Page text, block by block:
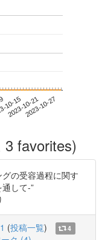
10-15
2023-10-212023-10-27
favorites)
の受容過程に関す
して-”
(投稿一覧)
4